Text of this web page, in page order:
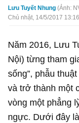
Lưu Tuyết Nhung Ảnh:
Chủ nhật, 14/5/2017
Năm 2016, Lưu
Nội) từng tham
sống”, phẫu
và trở thành một
vòng một phẳng
ngực. Dưới đây